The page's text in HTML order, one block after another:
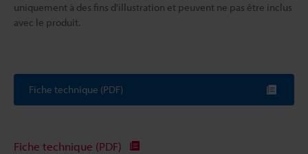
uniquement à des fins d'illustration et peuvent ne pas être inclus
avec le produit.
Fiche technique (PDF)
Fiche technique (PDF)